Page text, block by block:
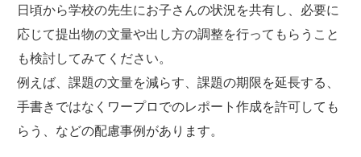
日頃から学校の先生にお子さんの状況を共有し、必要に
応じて提出物の文量や出し方の調整を行ってもらうこと
も検討してみてください。
例えば、課題の文量を減らす、課題の期限を延長する、
手書きではなくワープロでのレポート作成を許可しても
らう、などの配慮事例があります。